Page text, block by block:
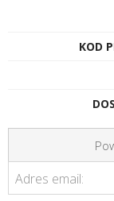
KOD
Adres email: